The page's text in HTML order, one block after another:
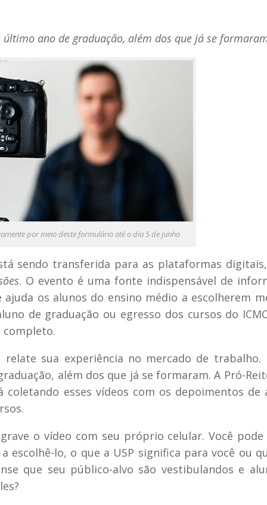
ano de graduação, além dos que já se
por meio deste formulário até o dia 5 de junho
sendo transferida para as plataformas
. O evento é uma fonte indispensável de
os alunos do ensino médio a escolherem
de graduação ou egresso dos cursos do
sua experiência no mercado de trabalho.
além dos que já se formaram. A Pró-
coletando esses vídeos com os depoimentos de
o vídeo com seu próprio celular. Você
lo, o que a USP significa para você ou
que seu público-alvo são vestibulandos e